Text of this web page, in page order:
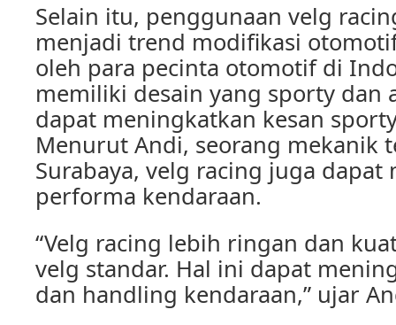
Selain itu, penggunaan velg
menjadi trend modifikasi
oleh para pecinta otomotif di
memiliki desain yang sporty dan
dapat meningkatkan kesan
Menurut Andi, seorang mekanik
Surabaya, velg racing juga dapat
performa kendaraan.
“Velg racing lebih ringan dan
velg standar. Hal ini dapat
dan handling kendaraan,” ujar